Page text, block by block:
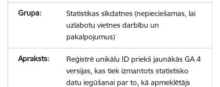
Statistikas sīkdatnes (nepieciešamas, lai
uzlabotu vietnes darbību un
pakalpojumus)
Reģistrē unikālu ID priekš jaunākās GA 4
versijas, kas tiek izmantots statistisko
datu iegūšanai par to, kā apmeklētājs